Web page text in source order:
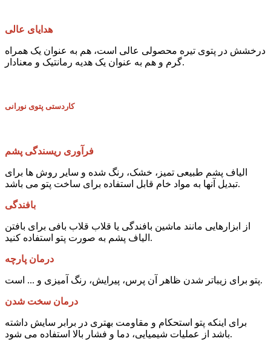
هدایای عالی
درخشش در پتوی تیره محصولی عالی است، هم به عنوان یک همراه
گرم و هم به عنوان یک هدیه رمانتیک و معنادار.
کاردستی پتوی نورانی
فرآوری ریسندگی پشم
الیاف پشم طبیعی تمیز، خشک، رنگ شده و سایر روش ها برای
تبدیل آنها به مواد خام قابل استفاده برای ساخت پتو می باشد.
بافندگی
از ابزارهایی مانند ماشین بافندگی یا قلاب قلاب بافی برای بافتن
الیاف پشم به صورت پتو استفاده کنید.
درمان پارچه
پتو برای زیباتر شدن ظاهر آن پرس، پیرایش، رنگ آمیزی و ... است.
درمان سخت شدن
برای اینکه پتو استحکام و مقاومت بهتری در برابر سایش داشته
باشد از عملیات شیمیایی، دما و فشار بالا استفاده می شود.